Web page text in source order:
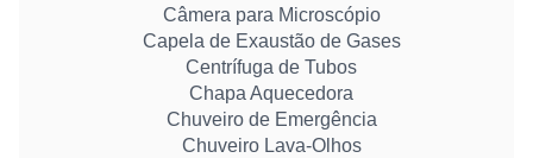
Câmera para Microscópio
Capela de Exaustão de Gases
Centrífuga de Tubos
Chapa Aquecedora
Chuveiro de Emergência
Chuveiro Lava-Olhos